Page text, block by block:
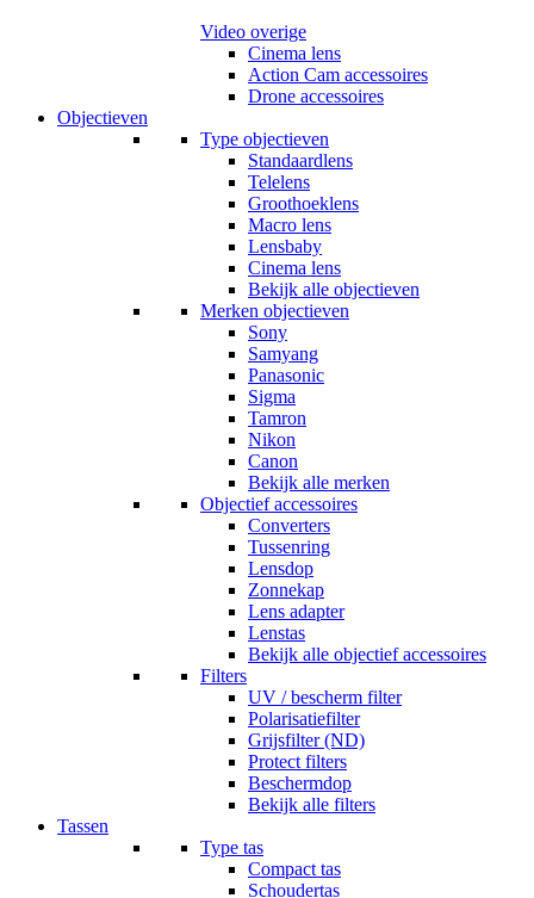
Video overige
Cinema lens
Action Cam accessoires
Drone accessoires
Objectieven
Type objectieven
Standaardlens
Telelens
Groothoeklens
Macro lens
Lensbaby
Cinema lens
Bekijk alle objectieven
Merken objectieven
Sony
Samyang
Panasonic
Sigma
Tamron
Nikon
Canon
Bekijk alle merken
Objectief accessoires
Converters
Tussenring
Lensdop
Zonnekap
Lens adapter
Lenstas
Bekijk alle objectief accessoires
Filters
UV / bescherm filter
Polarisatiefilter
Grijsfilter (ND)
Protect filters
Beschermdop
Bekijk alle filters
Tassen
Type tas
Compact tas
Schoudertas